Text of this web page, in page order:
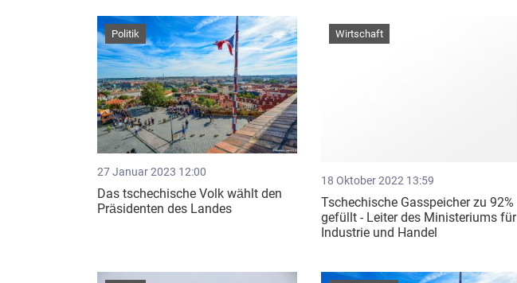
27 Januar 2023 12:00
Das tschechische Volk wählt den
Präsidenten des Landes
Politik
18 Oktober 2022 13:59
Tschechische Gasspeicher zu 92%
gefüllt - Leiter des Ministeriums für
Industrie und Handel
Wirtschaft